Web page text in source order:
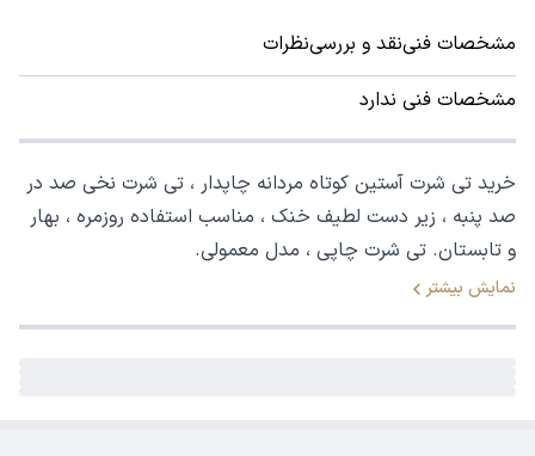
مشخصات فنینقد و بررسینظرات
مشخصات فنی ندارد
خرید تی شرت آستین کوتاه مردانه چاپدار ، تی شرت نخی صد در
صد پنبه ، زیر دست لطیف خنک ، مناسب استفاده روزمره ، بهار
و تابستان. تی شرت چاپی ، مدل معمولی.
نمایش بیشتر